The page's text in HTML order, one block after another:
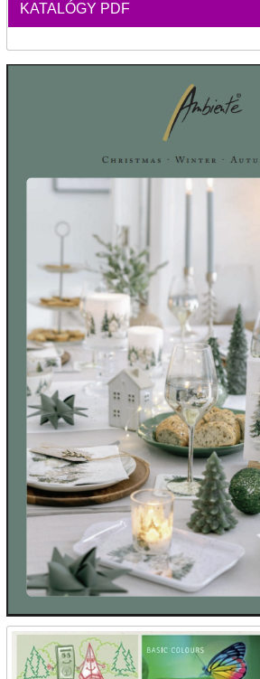
KATALÓGY PDF